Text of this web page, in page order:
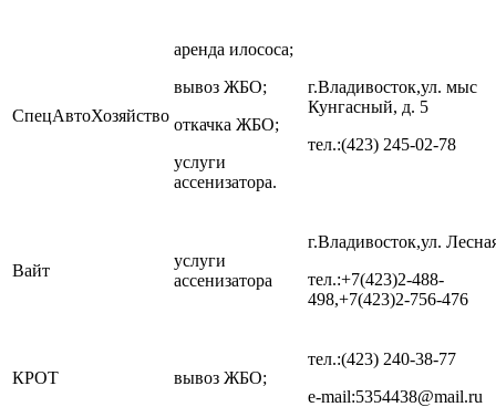
СпецАвтоХозяйство
аренда илососа;
вывоз ЖБО;
откачка ЖБО;
услуги
ассенизатора.
г.Владивосток,ул. мыс
Кунгасный, д. 5
тел.:(423) 245-02-78
Вайт
услуги
ассенизатора
г.Владивосток,ул.
тел.:+7(423)2-488-
498,+7(423)2-756-476
КРОТ вывоз ЖБО;
тел.:(423) 240-38-77
e-mail:5354438@mail.ru